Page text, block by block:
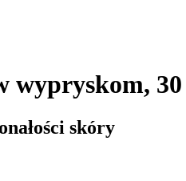
wypryskom,
skóry